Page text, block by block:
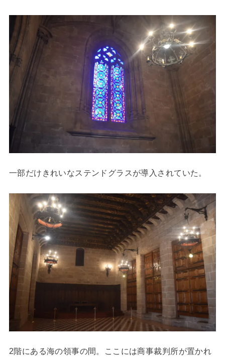
一部だけきれいなステンドグラスが導入されていた。
2階にある海の領事の間。ここには商事裁判所が置かれ